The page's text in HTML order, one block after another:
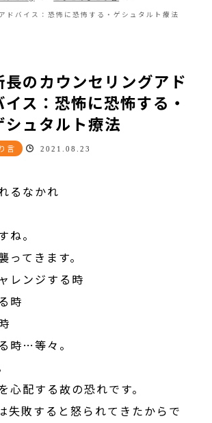
ドバイス：恐怖に恐怖する・ゲシュタルト療法
長のカウンセリングアド
イス：恐怖に恐怖する・
シュタルト療法
言 2021.08.23
るなかれ
ね。
ってきます。
レンジする時
時
時…等々。
心配する故の恐れです。
失敗すると怒られてきたからで